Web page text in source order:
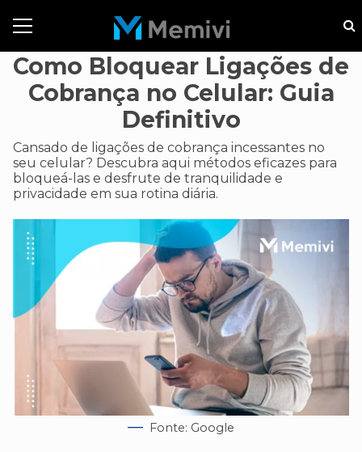
Como Bloquear Ligações de
Cobrança no Celular: Guia
Definitivo
Cansado de ligações de cobrança incessantes no
seu celular? Descubra aqui métodos eficazes para
bloqueá-las e desfrute de tranquilidade e
privacidade em sua rotina diária.
Fonte: Google